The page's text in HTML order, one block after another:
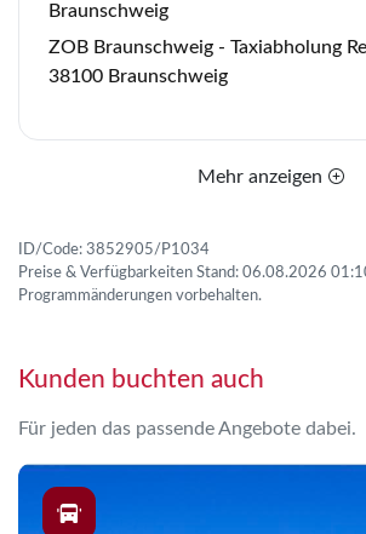
Braunschweig
ZOB Braunschweig - Taxiabholung
38100 Braunschweig
Mehr anzeigen
ID/Code: 3852905/P1034
Preise & Verfügbarkeiten Stand: 06.08.2026
Programmänderungen vorbehalten.
Kunden buchten auch
Für jeden das passende Angebote dabei.